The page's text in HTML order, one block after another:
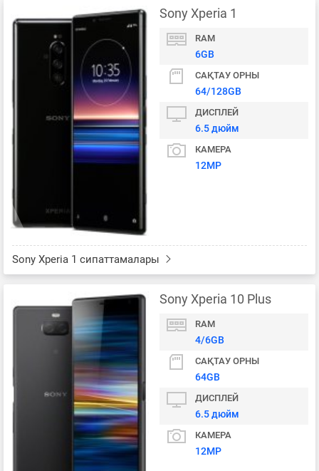
Sony Xperia 1
RAM
6GB
САҚТАУ ОРНЫ
64/128GB
ДИСПЛЕЙ
6.5 дюйм
КАМЕРА
12MP
Sony Xperia 1 сипаттамалары
Sony Xperia 10 Plus
RAM
4/6GB
САҚТАУ ОРНЫ
64GB
ДИСПЛЕЙ
6.5 дюйм
КАМЕРА
12MP